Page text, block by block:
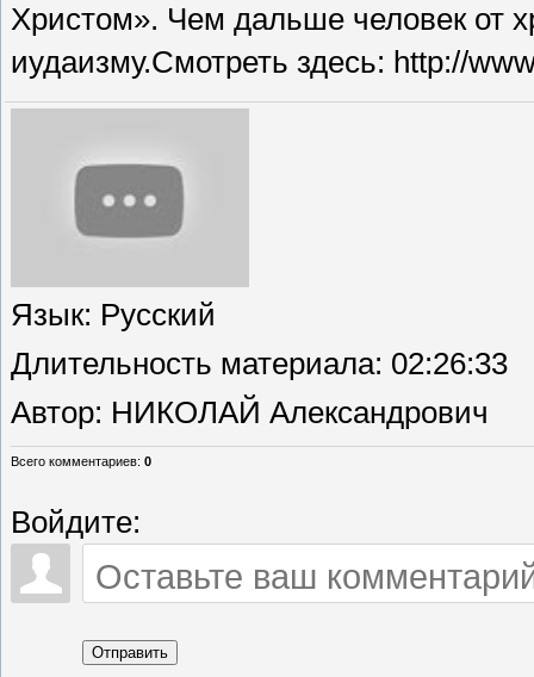
Христом». Чем дальше человек от
иудаизму.Смотреть здесь: http://
Язык: Русский
Длительность материала: 02:26:33
Автор: НИКОЛАЙ Александрович
Всего комментариев: 0
Войдите:
Отправить